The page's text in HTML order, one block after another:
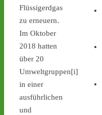
Flüssigerdgas
zu erneuern.
Im Oktober
2018 hatten
über 20
Umweltgruppen[i]
in einer
ausführlichen
und